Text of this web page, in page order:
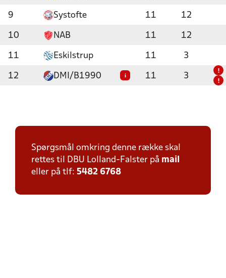
9 Systofte 11 12
10 NAB 11 12
11 Eskilstrup 11 3
12 DMI/B1990 i 11 3
!
!
Spørgsmål omkring denne række skal
rettes til DBU Lolland-Falster på mail
eller på tlf: 5482 6768